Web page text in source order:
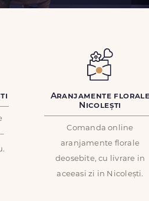
Aranjamente
Nicolești
Comanda online
aranjamente florale
deosebite, cu livrare in
aceeasi zi in Nicolești.